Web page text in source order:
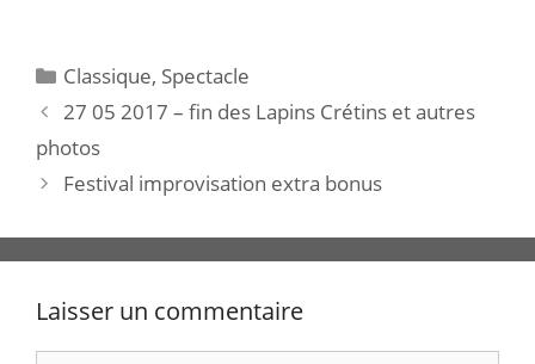
Catégories
Classique, Spectacle
27 05 2017 – fin des Lapins Crétins et autres
photos
Festival improvisation extra bonus
Laisser un commentaire